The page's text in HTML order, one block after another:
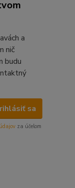
a
nič
budu
sa
za účelom